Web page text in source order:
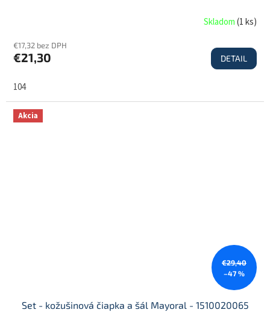
Skladom(1 ks)
€17,32 bez DPH
€21,30 DETAIL
104
Akcia
€29,40
–47 %
Set - kožušinová čiapka a šál Mayoral - 1510020065